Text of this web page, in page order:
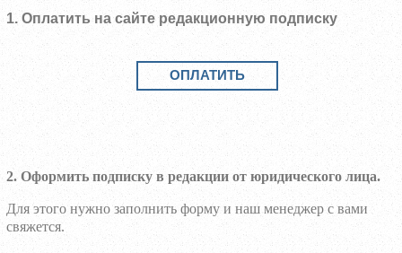
1. Оплатить на сайте редакционную подписку
ОПЛАТИТЬ
2. Оформить подписку в редакции от юридического лица.
Для этого нужно заполнить форму и наш менеджер с вами
свяжется.